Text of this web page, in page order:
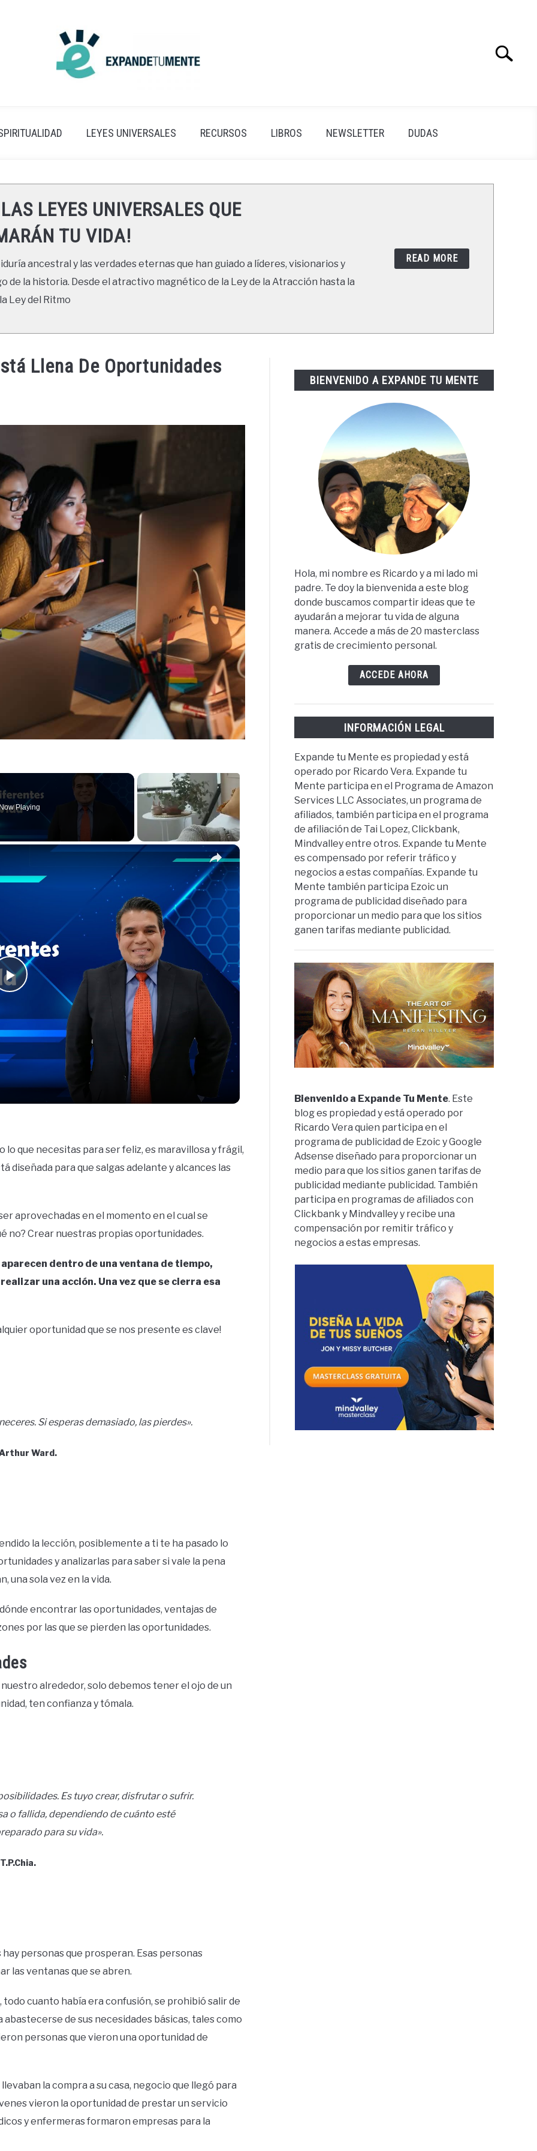
Search
LEYES UNIVERSALES RECURSOS LIBROS NEWSLETTER DUDAS
LEYES UNIVERSALES QUE
TU VIDA!
ancestral y las verdades eternas que han guiado a líderes, visionarios y
de la historia. Desde el atractivo magnético de la Ley de la Atracción hasta la
Ley del Ritmo
READ MORE
Llena De Oportunidades
Playing
×
Play
Video
lo que necesitas para ser feliz, es maravillosa y frágil,
diseñada para que salgas adelante y alcances las
aprovechadas en el momento en el cual se
no? Crear nuestras propias oportunidades.
dentro de una ventana de tiempo,
una acción. Una vez que se cierra esa
oportunidad que se nos presente es clave!
Si esperas demasiado, las pierdes».
Ward.
la lección, posiblemente a ti te ha pasado lo
y analizarlas para saber si vale la pena
una sola vez en la vida.
encontrar las oportunidades, ventajas de
por las que se pierden las oportunidades.
alrededor, solo debemos tener el ojo de un
ten confianza y tómala.
Es tuyo crear, disfrutar o sufrir.
o fallida, dependiendo de cuánto esté
para su vida».
personas que prosperan. Esas personas
las ventanas que se abren.
todo cuanto había era confusión, se prohibió salir de
de sus necesidades básicas, tales como
personas que vieron una oportunidad de
la compra a su casa, negocio que llegó para
vieron la oportunidad de prestar un servicio
y enfermeras formaron empresas para la
BIENVENIDO A EXPANDE TU MENTE
Hola, mi nombre es Ricardo y a mi lado mi
padre. Te doy la bienvenida a este blog
donde buscamos compartir ideas que te
ayudarán a mejorar tu vida de alguna
manera. Accede a más de 20 masterclass
gratis de crecimiento personal.
ACCEDE AHORA
INFORMACIÓN LEGAL
Expande tu Mente es propiedad y está
operado por Ricardo Vera. Expande tu
Mente participa en el Programa de Amazon
Services LLC Associates, un programa de
afiliados, también participa en el programa
de afiliación de Tai Lopez, Clickbank,
Mindvalley entre otros. Expande tu Mente
es compensado por referir tráfico y
negocios a estas compañías. Expande tu
Mente también participa Ezoic un
programa de publicidad diseñado para
proporcionar un medio para que los sitios
ganen tarifas mediante publicidad.
Bienvenido a Expande Tu Mente. Este
blog es propiedad y está operado por
Ricardo Vera quien participa en el
programa de publicidad de Ezoic y Google
Adsense diseñado para proporcionar un
medio para que los sitios ganen tarifas de
publicidad mediante publicidad. También
participa en programas de afiliados con
Clickbank y Mindvalley y recibe una
compensación por remitir tráfico y
negocios a estas empresas.